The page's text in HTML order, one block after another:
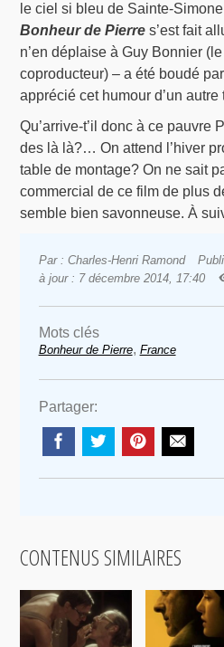
le ciel si bleu de Sainte-
Bonheur de Pierre s’est fait
n’en déplaise à Guy Bonnier
coproducteur) – a été boudé
apprécié cet humour d’un
Qu’arrive-t’il donc à ce pauvre
des là là?… On attend l’hiver
table de montage? On ne sait
commercial de ce film de plus
semble bien savonneuse. À
Par : Charles-Henri Ramond
à jour : 7 décembre 2014, 17:40
Mots clés
Bonheur de Pierre, France
Partager:
CONTENUS SIMILAIRES